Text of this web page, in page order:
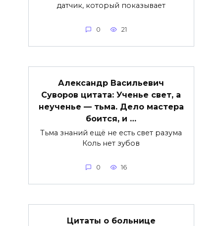
датчик, который показывает
0 21
Александр Васильевич
Суворов цитата: Ученье свет, а
неученье — тьма. Дело мастера
боится, и …
Тьма знаний ещё не есть свет разума
Коль нет зубов
0 16
Цитаты о больнице